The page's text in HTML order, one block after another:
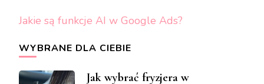
Jakie są funkcje AI w Google Ads?
WYBRANE DLA CIEBIE
Jak wybrać fryzjera w